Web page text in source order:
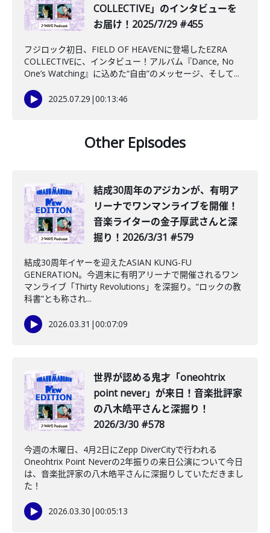
COLLECTIVE」のインタビューを
お届け！2025/7/29 #455
フジロック初日、FIELD OF HEAVENに登場したEZRA
COLLECTIVEに、インタビュー！アルバム『Dance, No
One’s Watching』に込めた“自由”のメッセージ、そして...
2025.07.29 |00:13:46
Other Episodes
結成30周年のアジカンが、有明ア
リーナでワンマンライブを開催！
音楽ライターの金子厚武さんと深
掘り！2026/3/31 #579
結成30周年イヤーを迎えたASIAN KUNG-FU
GENERATION。今週末に有明アリーナで開催されるワン
マンライブ「Thirty Revolutions」を深掘り。“ロックの教
科書”とも称され...
2026.03.31 |00:07:09
世界が認める鬼才「oneohtrix
point never」が来日！音楽批評家
の八木皓平さんと深掘り！
2026/3/30 #578
今週の木曜日、4月2日にZepp DiverCityで行われる
Oneohtrix Point Neverの2年振りの来日公演について今日
は、音楽批評家の八木皓平さんに深掘りしていただきまし
た！
2026.03.30 |00:05:13